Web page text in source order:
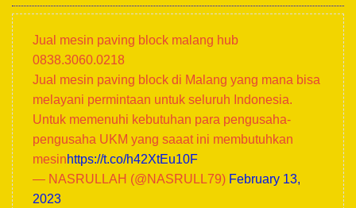
Jual mesin paving block malang hub
0838.3060.0218
Jual mesin paving block di Malang yang mana bisa
melayani permintaan untuk seluruh Indonesia.
Untuk memenuhi kebutuhan para pengusaha-
pengusaha UKM yang saaat ini membutuhkan
mesinhttps://t.co/h42XtEu10F
— NASRULLAH (@NASRULL79) February 13,
2023